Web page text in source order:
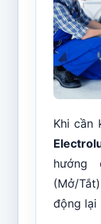
Khi cần
hướng
(Mở/
động lại